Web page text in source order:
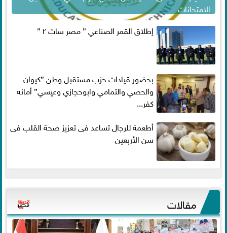
الامتحانات
إطلاق القمر الصناعي ” مصر سات ٢ ”
بحضور قيادات حزب مستقبل وطن ”كيوان
والحصي والتمامي وابوحجازي وعيسي” أمانه
كفر...
أطعمة للرجال تساعد فى تعزيز صحة القلب فى
سن الأربعين
مقالات